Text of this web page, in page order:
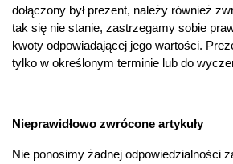
dołączony był prezent, należy również
tak się nie stanie, zastrzegamy sobie
kwoty odpowiadającej jego wartości.
tylko w określonym terminie lub do
Nieprawidłowo zwrócone artykuły
Nie ponosimy żadnej odpowiedzialności